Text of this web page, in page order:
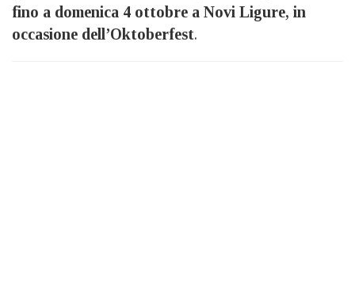
fino a domenica 4 ottobre a Novi Ligure, in
occasione dell’Oktoberfest.